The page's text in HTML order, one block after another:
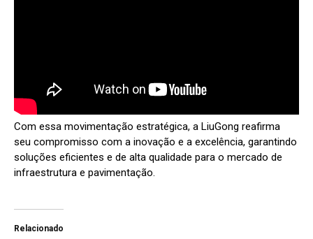
Com essa movimentação estratégica, a LiuGong reafirma
seu compromisso com a inovação e a excelência, garantindo
soluções eficientes e de alta qualidade para o mercado de
infraestrutura e pavimentação.
Relacionado